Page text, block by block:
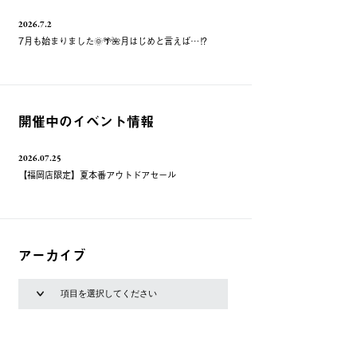
2026.7.2
7月も始まりました🌞🌴🌺月はじめと言えば…⁉️
開催中のイベント情報
2026.07.25
【福岡店限定】夏本番アウトドアセール
アーカイブ